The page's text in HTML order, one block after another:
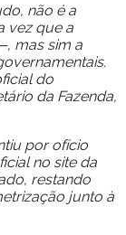
não é a
vez que a
mas sim a
do
da Fazenda,
por ofício
no site da
restando
junto à